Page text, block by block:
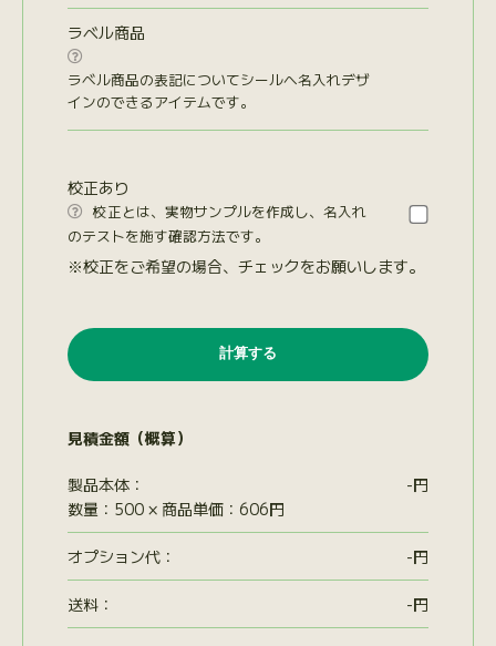
ラベル商品

ラベル商品の表記についてシールへ名入れデザ
インのできるアイテムです。
校正あり

校正とは、実物サンプルを作成し、名入れ
のテストを施す確認方法です。
※校正をご希望の場合、チェックをお願いします。
見積金額（概算）
製品本体：
数量：500 × 商品単価：606円
-円
オプション代： -円
送料： -円